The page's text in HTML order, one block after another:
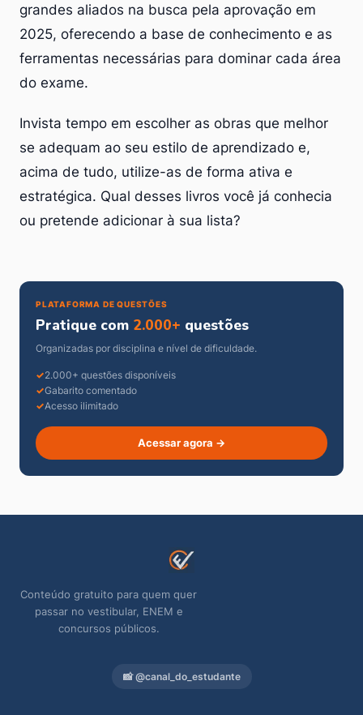
grandes aliados na busca pela aprovação em
2025, oferecendo a base de conhecimento e as
ferramentas necessárias para dominar cada área
do exame.
Invista tempo em escolher as obras que melhor
se adequam ao seu estilo de aprendizado e,
acima de tudo, utilize-as de forma ativa e
estratégica. Qual desses livros você já conhecia
ou pretende adicionar à sua lista?
PLATAFORMA DE QUESTÕES
Pratique com 2.000+ questões
Organizadas por disciplina e nível de dificuldade.
2.000+ questões disponíveis
Gabarito comentado
Acesso ilimitado
Acessar agora →
Conteúdo gratuito para quem quer
passar no vestibular, ENEM e
concursos públicos.
📸 @canal_do_estudante